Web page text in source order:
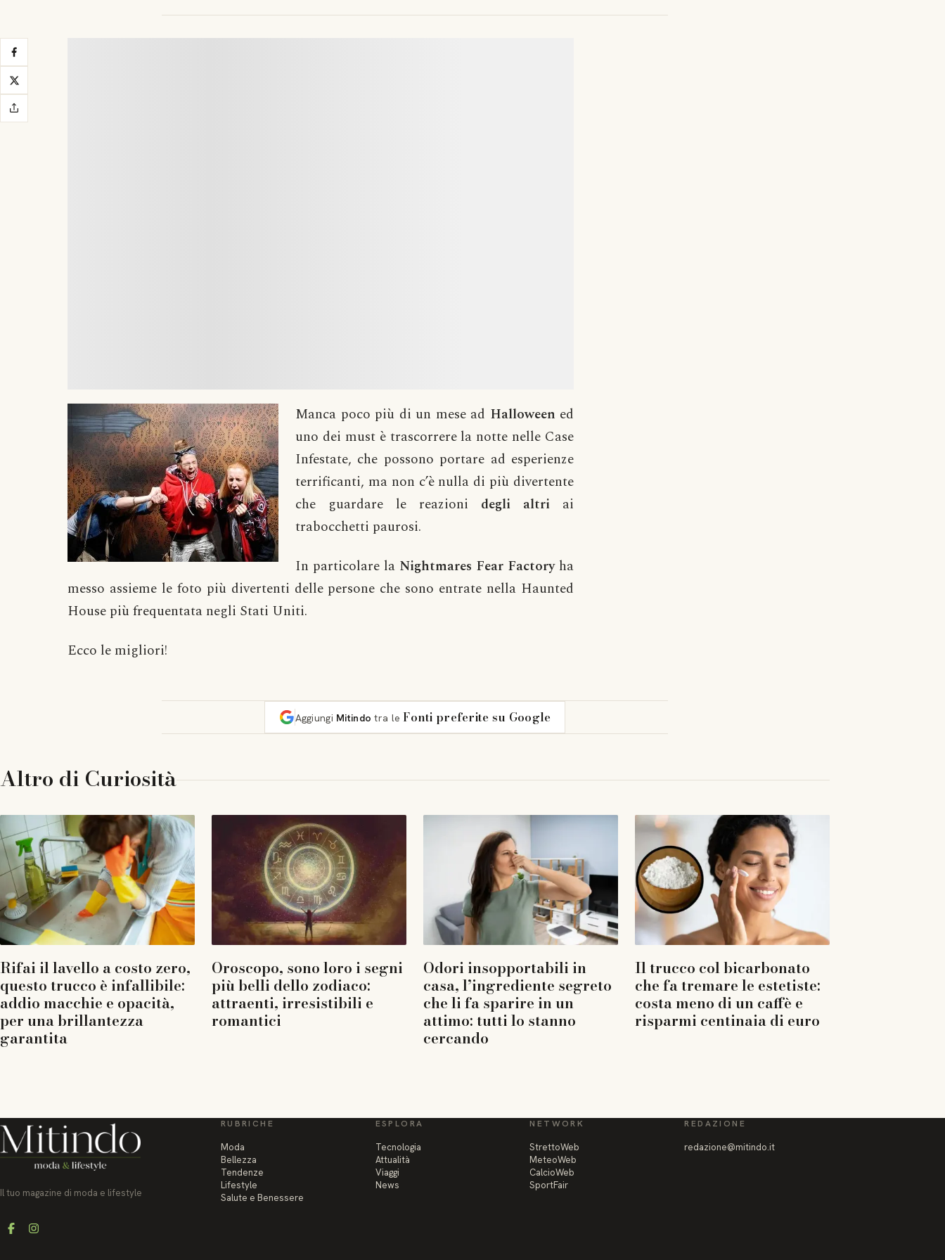
Manca poco più di un mese ad Halloween ed
uno dei must è trascorrere la notte nelle Case
Infestate, che possono portare ad esperienze
terrificanti, ma non c’è nulla di più divertente
che guardare le reazioni degli altri ai
trabocchetti paurosi.
In particolare la Nightmares Fear Factoryha
messo assieme le foto più divertenti delle persone che sono entrate nella Haunted
House più frequentata negli Stati Uniti.
Ecco le migliori!
Aggiungi Mitindo tra le Fonti preferite su Google
Altro di Curiosità
Rifai il lavello a costo zero,
questo trucco è infallibile:
addio macchie e opacità,
per una brillantezza
garantita
Oroscopo, sono loro i segni
più belli dello zodiaco:
attraenti, irresistibili e
romantici
Odori insopportabili in
casa, l’ingrediente segreto
che li fa sparire in un
attimo: tutti lo stanno
cercando
Il trucco col bicarbonato
che fa tremare le estetiste:
costa meno di un caffè e
risparmi centinaia di euro
Il tuo magazine di moda e lifestyle
FacebookInstagram
RUBRICHE
Moda
Bellezza
Tendenze
Lifestyle
Salute e Benessere
ESPLORA
Tecnologia
Attualità
Viaggi
News
NETWORK
StrettoWeb
MeteoWeb
CalcioWeb
SportFair
REDAZIONE
redazione@mitindo.it